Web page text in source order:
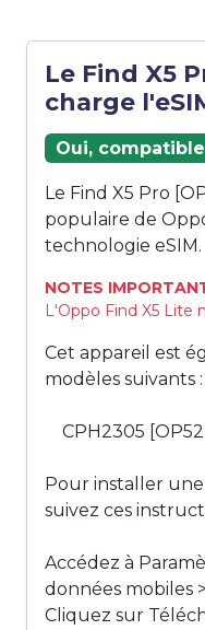
Le Find X5
charge
Oui,
Le Find X5 Pro
populaire de
technologie eSIM.
NOTES
L'Oppo Find X5 Lite
Cet appareil est
modèles suivants :
CPH2305
Pour installer
suivez ces
Accédez à
données mobiles
Cliquez sur